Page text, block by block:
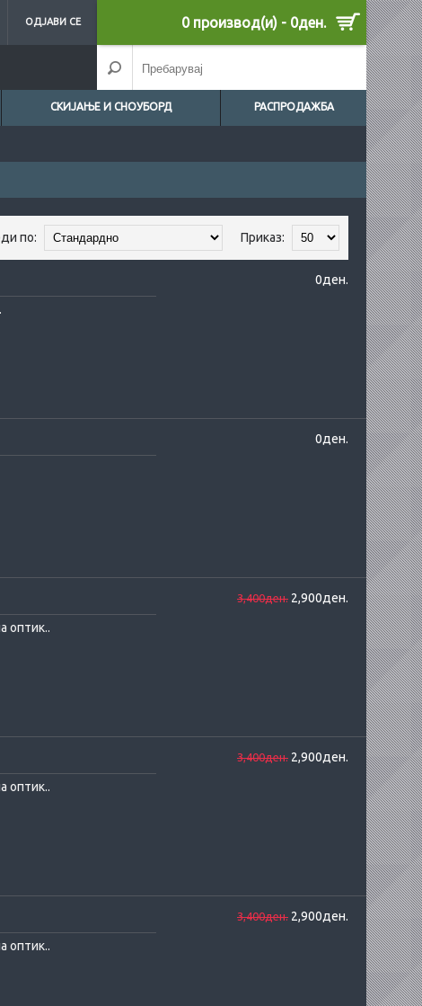
ОДЈАВИ СЕ 0 производ(и) - 0ден.
СКИЈАЊЕ И СНОУБОРД РАСПРОДАЖБА
Приказ:
по:
0ден.
0ден.
3,400ден. 2,900ден.
оптик..
3,400ден. 2,900ден.
оптик..
3,400ден. 2,900ден.
оптик..